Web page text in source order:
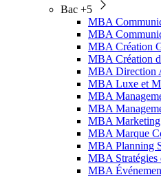
Bac +5
MBA
MBA
MBA Création
MBA Création
MBA Direction
MBA Luxe et
MBA
MBA
MBA Marketing
MBA Marque
MBA Planning
MBA Stratégies
MBA